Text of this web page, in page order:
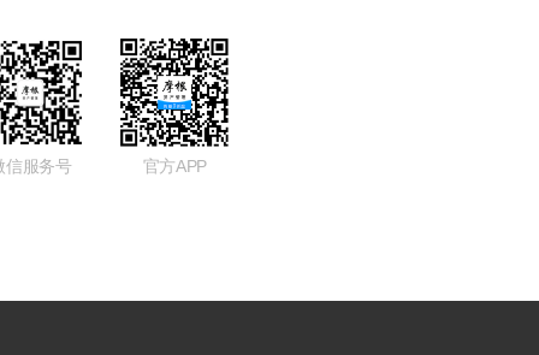
信服务号 官方APP